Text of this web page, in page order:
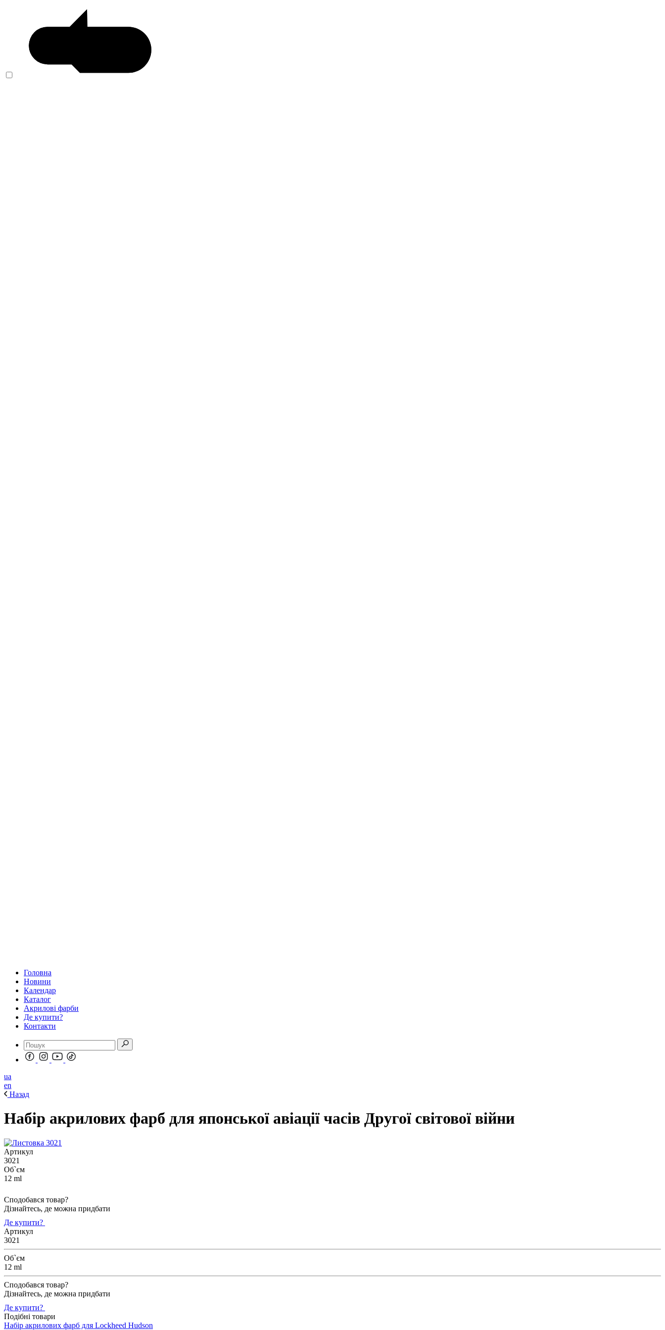
Головна
Новини
Календар
Каталог
Акрилові фарби
Де купити?
Контакти
ua
en
Назад
Набір акрилових фарб для японської авіації часів Другої світової війни
Артикул
3021
Об`єм
12 ml
Сподобався товар?
Дізнайтесь, де можна придбати
Де купити?
Артикул
3021
Об`єм
12 ml
Сподобався товар?
Дізнайтесь, де можна придбати
Де купити?
Подібні товари
Набір акрилових фарб для Lockheed Hudson